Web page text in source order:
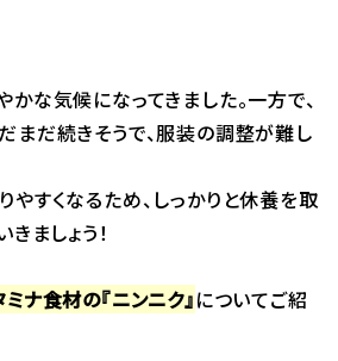
な気候になってきました。一方で、
まだ続きそうで、服装の調整が難し
すくなるため、しっかりと休養を取
ましょう！
ナ食材の『ニンニク』についてご紹